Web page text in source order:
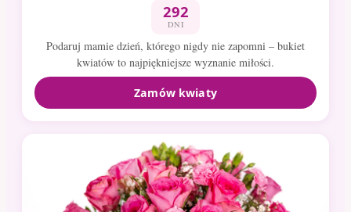
292
DNI
Podaruj mamie dzień, którego nigdy nie zapomni – bukiet
kwiatów to najpiękniejsze wyznanie miłości.
Zamów kwiaty